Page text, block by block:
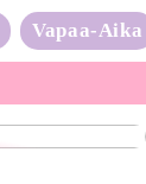
Vapaa-Aika